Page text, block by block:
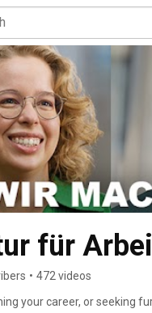
für
• 472 videos
your career, or seeking